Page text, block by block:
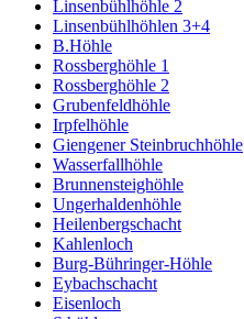
Linsenbühlhöhle 2
Linsenbühlhöhlen 3+4
B.Höhle
Rossberghöhle 1
Rossberghöhle 2
Grubenfeldhöhle
Irpfelhöhle
Giengener Steinbruchhöhle
Wasserfallhöhle
Brunnensteighöhle
Ungerhaldenhöhle
Heilenbergschacht
Kahlenloch
Burg-Bühringer-Höhle
Eybachschacht
Eisenloch